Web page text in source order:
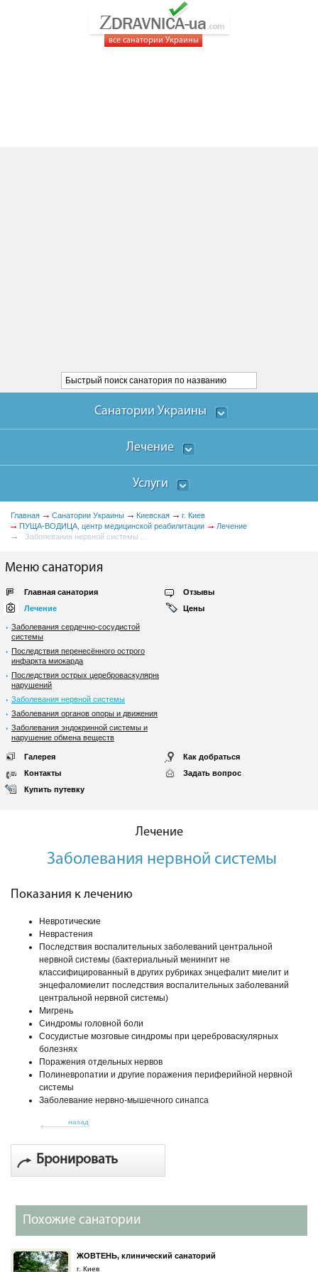
все санатории Украины
Санатории Украины
Лечение
Услуги
Главная Санатории Украины Киевская
г. Киев
ПУЩА-ВОДИЦА, центр медицинской реабилитации
Лечение
Заболевания нервной системы ...
Меню санатория
Главная санатория
Отзывы
Лечение
Заболевания сердечно-сосудистой
системы
Последствия перенесённого острого
инфаркта миокарда
Последствия острых цереброваскулярных
нарушений
Заболевания нервной системы
Заболевания органов опоры и движения
Заболевания эндокринной системы и
нарушение обмена веществ
Цены
Галерея
Как добраться
Контакты
Задать вопрос
Купить путевку
Лечение
Заболевания нервной системы
Показания к лечению
Невротические
Неврастения
Последствия воспалительных заболеваний центральной
нервной системы (бактериальный менингит не
классифицированный в других рубриках энцефалит миелит и
энцефаломиелит последствия воспалительных заболеваний
центральной нервной системы)
Мигрень
Синдромы головной боли
Сосудистые мозговые синдромы при цереброваскулярных
болезнях
Поражения отдельных нервов
Полиневропатии и другие поражения периферийной нервной
системы
Заболевание нервно-мышечного синапса
назад
Бронировать
Похожие санатории
ЖОВТЕНЬ, клинический санаторий
г. Киев